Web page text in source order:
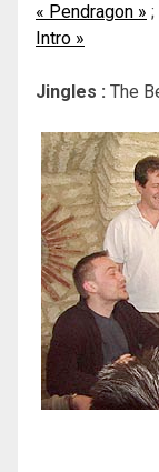
« Pendragon »
Intro »
Jingles : The